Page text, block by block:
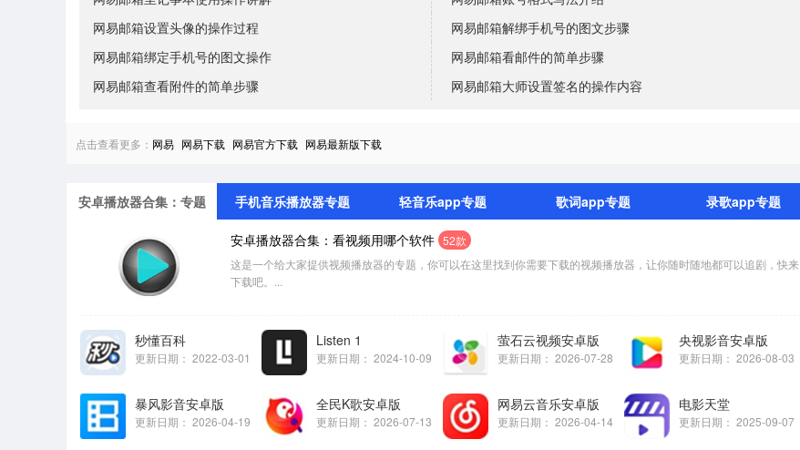
网易邮箱设置头像的操作过程
网易邮箱解绑手机号的图文步骤
网易邮箱绑定手机号的图文操作
网易邮箱看邮件的简单步骤
网易邮箱查看附件的简单步骤
网易邮箱大师设置签名的操作内容
点击查看更多： 网易 网易下载 网易官方下载 网易最新版下载
安卓播放器合集：专题 手机音乐播放器专题 轻音乐app专题 歌词app专题 录歌app专题
安卓播放器合集：看视频用哪个软件 52款
这是一个给大家提供视频播放器的专题，你可以在这里找到你需要下载的视频播放器，让你随时随地都可以追剧，快来
下载吧。...
秒懂百科
更新日期： 2022-03-01
Listen 1
更新日期： 2024-10-09
萤石云视频安卓版
更新日期： 2026-07-28
央视影音安卓版
更新日期： 2026-08-03
暴风影音安卓版
更新日期： 2026-04-19
全民K歌安卓版
更新日期： 2026-07-13
网易云音乐安卓版
更新日期： 2026-04-14
电影天堂
更新日期： 2025-09-07